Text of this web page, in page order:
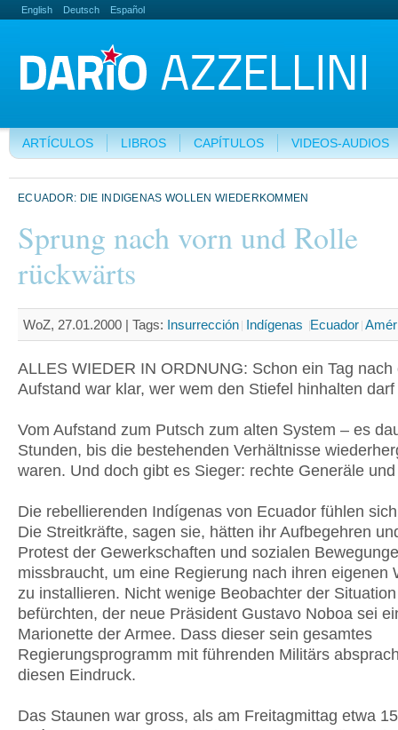
English Deutsch Español
ARTÍCULOS LIBROS CAPÍTULOS VIDEOS-AUDIOS
ECUADOR: DIE INDIGENAS WOLLEN WIEDERKOMMEN
Sprung nach vorn und Rolle
rückwärts
WoZ, 27.01.2000 | Tags: Insurrección Indígenas Ecuador
ALLES WIEDER IN ORDNUNG: Schon ein Tag nach
Aufstand war klar, wer wem den Stiefel hinhalten darf
Vom Aufstand zum Putsch zum alten System – es
Stunden, bis die bestehenden Verhältnisse
waren. Und doch gibt es Sieger: rechte Generäle
Die rebellierenden Indígenas von Ecuador fühlen
Die Streitkräfte, sagen sie, hätten ihr Aufbegehren
Protest der Gewerkschaften und sozialen
missbraucht, um eine Regierung nach ihren eigenen
zu installieren. Nicht wenige Beobachter der Situation
befürchten, der neue Präsident Gustavo Noboa sei
Marionette der Armee. Dass dieser sein gesamtes
Regierungsprogramm mit führenden Militärs
diesen Eindruck.
Das Staunen war gross, als am Freitagmittag etwa